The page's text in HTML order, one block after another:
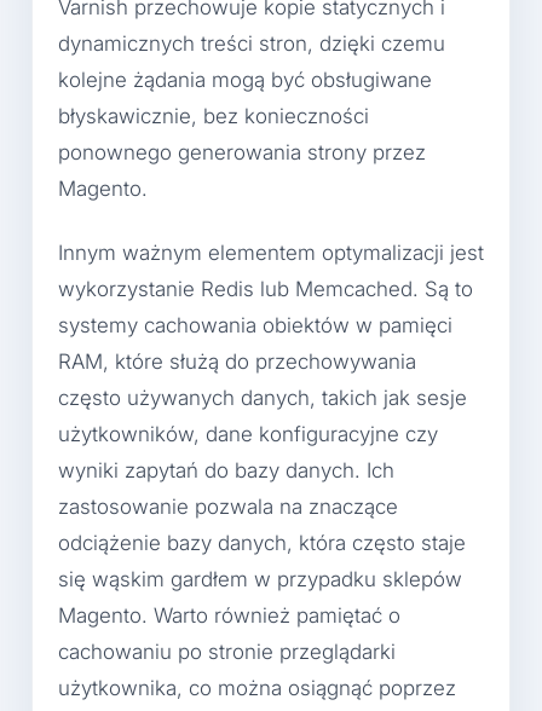
Varnish przechowuje kopie statycznych i
dynamicznych treści stron, dzięki czemu
kolejne żądania mogą być obsługiwane
błyskawicznie, bez konieczności
ponownego generowania strony przez
Magento.
Innym ważnym elementem optymalizacji jest
wykorzystanie Redis lub Memcached. Są to
systemy cachowania obiektów w pamięci
RAM, które służą do przechowywania
często używanych danych, takich jak sesje
użytkowników, dane konfiguracyjne czy
wyniki zapytań do bazy danych. Ich
zastosowanie pozwala na znaczące
odciążenie bazy danych, która często staje
się wąskim gardłem w przypadku sklepów
Magento. Warto również pamiętać o
cachowaniu po stronie przeglądarki
użytkownika, co można osiągnąć poprzez